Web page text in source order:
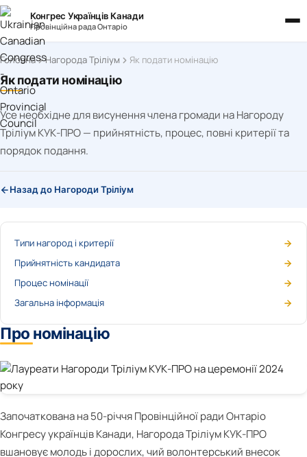
Конгрес Українців Канади
Провінційна рада Онтаріо
Головна Нагорода Тріліум Як подати номінацію
Як подати номінацію
Усе необхідне для висунення члена громади на Нагороду
Тріліум КУК-ПРО — прийнятність, процес, повні критерії та
порядок подання.
Назад до Нагороди Тріліум
Про номінацію
Започаткована на 50-річчя Провінційної ради Онтаріо
Конгресу українців Канади, Нагорода Тріліум КУК-ПРО
вшановує молодь і дорослих, чий волонтерський внесок
НА ЦІЙ СТОРІНЦІ
Типи нагород і критерії
Прийнятність кандидата
Процес номінації
Загальна інформація